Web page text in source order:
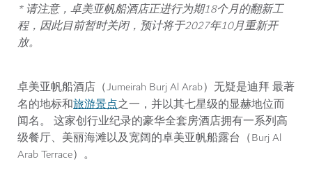
* 请注意，卓美亚帆船酒店正进行为期18个月的翻新工
程，因此目前暂时关闭，预计将于2027年10月重新开
放。
卓美亚帆船酒店（Jumeirah Burj Al Arab）无疑是迪拜 最著
名的地标和旅游景点之一，并以其七星级的显赫地位而
闻名。 这家创行业纪录的豪华全套房酒店拥有一系列高
级餐厅、美丽海滩以及宽阔的卓美亚帆船露台（Burj Al
Arab Terrace）。